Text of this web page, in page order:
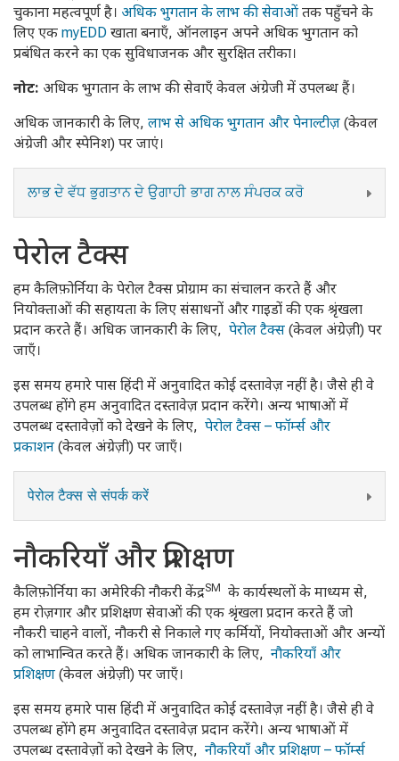
चुकाना महत्वपूर्ण है। अधिक भुगतान के लाभ की सेवाओंतक पहुँचने के
लिए एक myEDD खाता बनाएँ, ऑनलाइन अपने अधिक भुगतान को
प्रबंधित करने का एक सुविधाजनक और सुरक्षित तरीका।
नोट: अधिक भुगतान के लाभ की सेवाएँ केवल अंग्रेजी में उपलब्ध हैं।
अधिक जानकारी के लिए, लाभ से अधिक भुगतान और पेनाल्टीज़ (केवल
अंग्रेजी और स्पेनिश) पर जाएं।
ਲਾਭ ਦੇ ਵੱਧ ਭੁਗਤਾਨ ਦੇ ਉਗਾਹੀ ਭਾਗ ਨਾਲ ਸੰਪਰਕ ਕਰੋ
पेरोल टैक्स
हम कैलिफ़ोर्निया के पेरोल टैक्स प्रोग्राम का संचालन करते हैं और
नियोक्ताओं की सहायता के लिए संसाधनों और गाइडों की एक श्रृंखला
प्रदान करते हैं। अधिक जानकारी के लिए, पेरोल टैक्स (केवल अंग्रेज़ी) पर
जाएँ।
इस समय हमारे पास हिंदी में अनुवादित कोई दस्तावेज़ नहीं है। जैसे ही वे
उपलब्ध होंगे हम अनुवादित दस्तावेज़ प्रदान करेंगे। अन्य भाषाओं में
उपलब्ध दस्तावेज़ों को देखने के लिए, पेरोल टैक्स – फॉर्म्स और
प्रकाशन (केवल अंग्रेज़ी) पर जाएँ।
पेरोल टैक्स से संपर्क करें
नौकरियाँ और प्रशिक्षण
कैलिफ़ोर्निया का अमेरिकी नौकरी केंद्रSM
के कार्यस्थलों के माध्यम से,
हम रोज़गार और प्रशिक्षण सेवाओं की एक श्रृंखला प्रदान करते हैं जो
नौकरी चाहने वालों, नौकरी से निकाले गए कर्मियों, नियोक्ताओं और अन्यों
को लाभान्वित करते हैं। अधिक जानकारी के लिए, नौकरियाँ और
प्रशिक्षण (केवल अंग्रेज़ी) पर जाएँ।
इस समय हमारे पास हिंदी में अनुवादित कोई दस्तावेज़ नहीं है। जैसे ही वे
उपलब्ध होंगे हम अनुवादित दस्तावेज़ प्रदान करेंगे। अन्य भाषाओं में
उपलब्ध दस्तावेज़ों को देखने के लिए, नौकरियाँ और प्रशिक्षण – फॉर्म्स